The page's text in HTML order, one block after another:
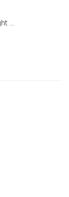
Parmigiano Reggiano: how to choose the right one